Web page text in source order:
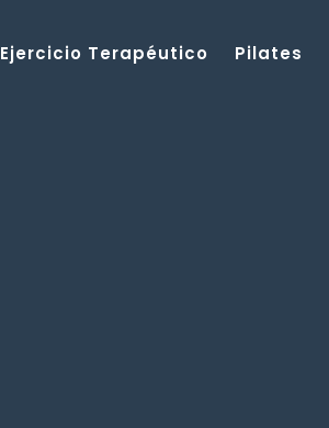
Ejercicio Terapéutico Pilates